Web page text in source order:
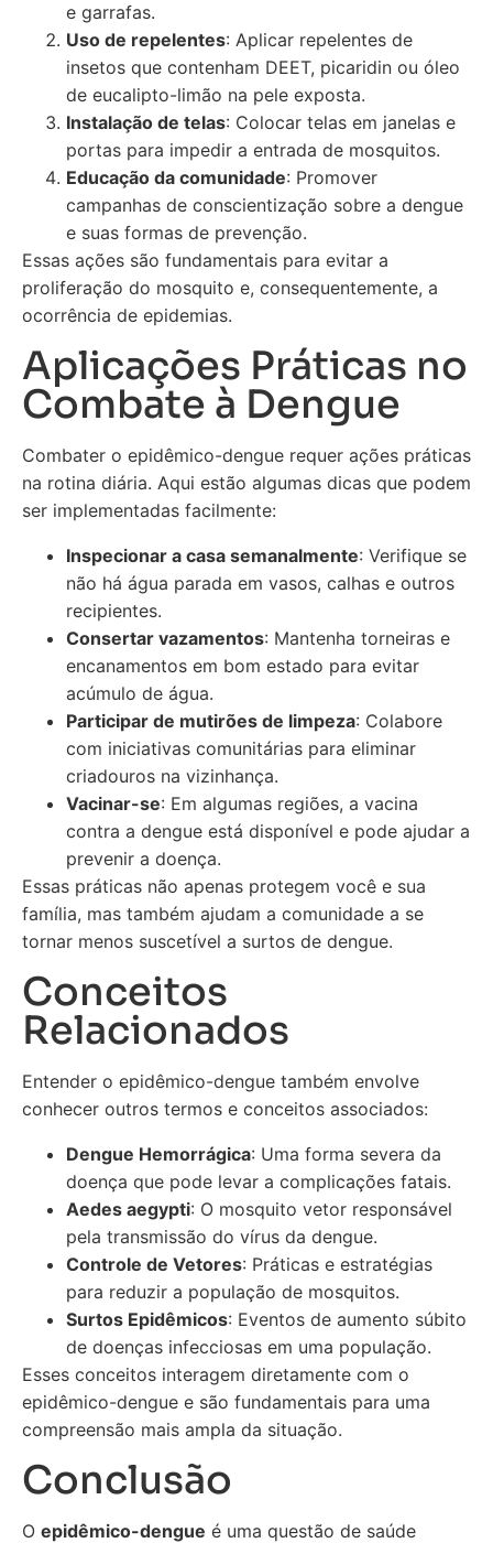
e garrafas.
Uso de repelentes: Aplicar repelentes de
insetos que contenham DEET, picaridin ou óleo
de eucalipto-limão na pele exposta.
Instalação de telas: Colocar telas em janelas e
portas para impedir a entrada de mosquitos.
Educação da comunidade: Promover
campanhas de conscientização sobre a dengue
e suas formas de prevenção.
Essas ações são fundamentais para evitar a
proliferação do mosquito e, consequentemente, a
ocorrência de epidemias.
Aplicações Práticas no
Combate à Dengue
Combater o epidêmico-dengue requer ações práticas
na rotina diária. Aqui estão algumas dicas que podem
ser implementadas facilmente:
Inspecionar a casa semanalmente: Verifique se
não há água parada em vasos, calhas e outros
recipientes.
Consertar vazamentos: Mantenha torneiras e
encanamentos em bom estado para evitar
acúmulo de água.
Participar de mutirões de limpeza: Colabore
com iniciativas comunitárias para eliminar
criadouros na vizinhança.
Vacinar-se: Em algumas regiões, a vacina
contra a dengue está disponível e pode ajudar a
prevenir a doença.
Essas práticas não apenas protegem você e sua
família, mas também ajudam a comunidade a se
tornar menos suscetível a surtos de dengue.
Conceitos
Relacionados
Entender o epidêmico-dengue também envolve
conhecer outros termos e conceitos associados:
Dengue Hemorrágica: Uma forma severa da
doença que pode levar a complicações fatais.
Aedes aegypti: O mosquito vetor responsável
pela transmissão do vírus da dengue.
Controle de Vetores: Práticas e estratégias
para reduzir a população de mosquitos.
Surtos Epidêmicos: Eventos de aumento súbito
de doenças infecciosas em uma população.
Esses conceitos interagem diretamente com o
epidêmico-dengue e são fundamentais para uma
compreensão mais ampla da situação.
Conclusão
O epidêmico-dengue é uma questão de saúde